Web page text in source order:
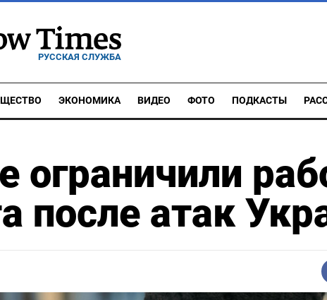
РУССКАЯ СЛУЖБА
ЭКОНОМИКА ВИДЕО ФОТО ПОДКАСТЫ
ограничили
после атак